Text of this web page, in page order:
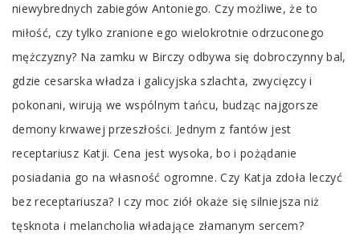
niewybrednych zabiegów Antoniego. Czy możliwe, że to
miłość, czy tylko zranione ego wielokrotnie odrzuconego
mężczyzny? Na zamku w Birczy odbywa się dobroczynny bal,
gdzie cesarska władza i galicyjska szlachta, zwycięzcy i
pokonani, wirują we wspólnym tańcu, budząc najgorsze
demony krwawej przeszłości. Jednym z fantów jest
receptariusz Katji. Cena jest wysoka, bo i pożądanie
posiadania go na własność ogromne. Czy Katja zdoła leczyć
bez receptariusza? I czy moc ziół okaże się silniejsza niż
tęsknota i melancholia władające złamanym sercem?